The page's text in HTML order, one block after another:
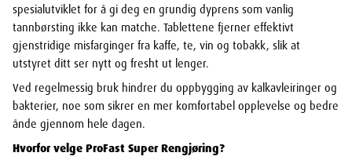
spesialutviklet for å gi deg en grundig dyprens som vanlig
tannbørsting ikke kan matche. Tablettene fjerner effektivt
gjenstridige misfarginger fra kaffe, te, vin og tobakk, slik at
utstyret ditt ser nytt og fresht ut lenger.
Ved regelmessig bruk hindrer du oppbygging av kalkavleiringer og
bakterier, noe som sikrer en mer komfortabel opplevelse og bedre
ånde gjennom hele dagen.
Hvorfor velge ProFast Super Rengjøring?